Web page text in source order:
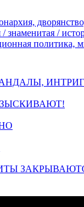
знаменитая /
политика,